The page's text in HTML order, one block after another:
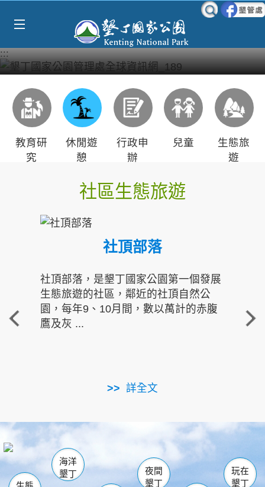
:::
教育研
究
休閒遊
憩
行政申
辦
兒童
生態旅
遊
社區生態旅遊
社頂部落
社頂部落，是墾丁國家公園第一個發展
生態旅遊的社區，鄰近的社頂自然公
園，每年9、10月間，數以萬計的赤腹
鷹及灰 ...
詳全文
重
走進
南仁湖
海生館
恆春 佳樂水
龍鑾潭自然中心 森林遊樂區
瓊麻館
關山 墾管處遊客中心
社頂公園 風吹沙
船帆石
白砂 龍磐公園
香蕉灣
砂島
鵝鑾鼻
海洋
墾丁
夜間
墾丁
玩在
墾丁